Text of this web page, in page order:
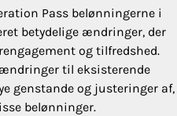
Pass belønningerne i
betydelige ændringer, der
og tilfredshed.
til eksisterende
genstande og justeringer af,
belønninger.